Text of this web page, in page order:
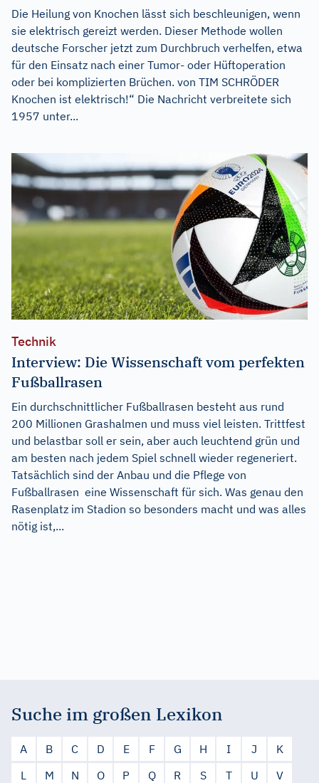
Die Heilung von Knochen lässt sich beschleunigen, wenn
sie elektrisch gereizt werden. Dieser Methode wollen
deutsche Forscher jetzt zum Durchbruch verhelfen, etwa
für den Einsatz nach einer Tumor- oder Hüftoperation
oder bei komplizierten Brüchen. von TIM SCHRÖDER
Knochen ist elektrisch!“ Die Nachricht verbreitete sich
1957 unter...
Technik
Interview: Die Wissenschaft vom perfekten
Fußballrasen
Ein durchschnittlicher Fußballrasen besteht aus rund
200 Millionen Grashalmen und muss viel leisten. Trittfest
und belastbar soll er sein, aber auch leuchtend grün und
am besten nach jedem Spiel schnell wieder regeneriert.
Tatsächlich sind der Anbau und die Pflege von
Fußballrasen eine Wissenschaft für sich. Was genau den
Rasenplatz im Stadion so besonders macht und was alles
nötig ist,...
Suche im großen Lexikon
A B C D E F G H I J
K
L
M N O P Q R S T U
V